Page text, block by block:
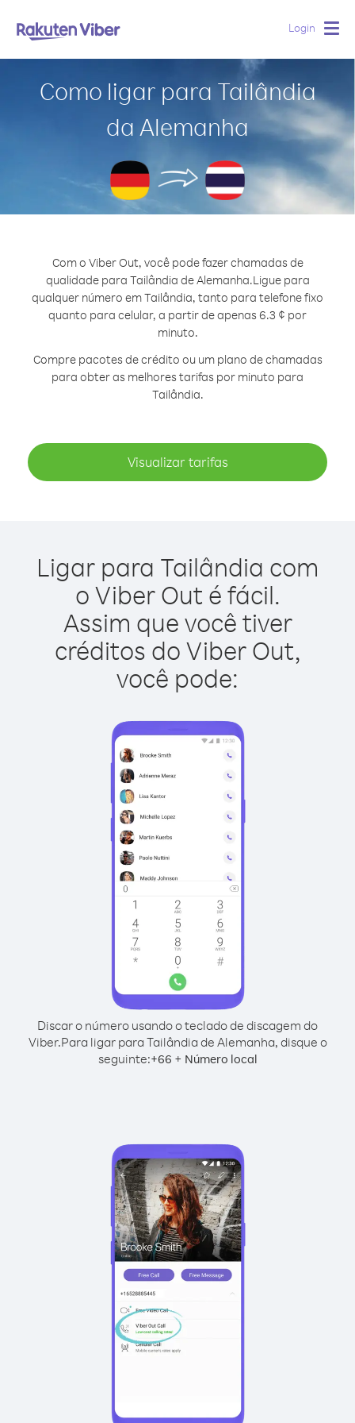
Login
Como ligar para Tailândia
da Alemanha
Com o Viber Out, você pode fazer chamadas de
qualidade para Tailândia de Alemanha.Ligue para
qualquer número em Tailândia, tanto para telefone fixo
quanto para celular, a partir de apenas 6.3 ¢ por
minuto.
Compre pacotes de crédito ou um plano de chamadas
para obter as melhores tarifas por minuto para
Tailândia.
Visualizar tarifas
Ligar para Tailândia com
o Viber Out é fácil.
Assim que você tiver
créditos do Viber Out,
você pode:
Discar o número usando o teclado de discagem do
Viber.Para ligar para Tailândia de Alemanha, disque o
seguinte:+66 + Número local